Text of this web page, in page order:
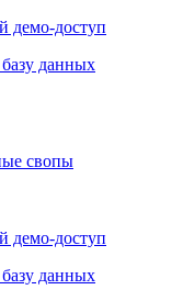
демо-доступ
данных
свопы
демо-доступ
данных